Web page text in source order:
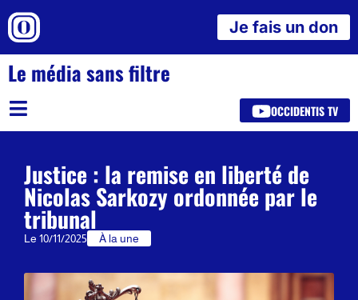
Je fais un don
Le média sans filtre
OCCIDENTIS TV
Justice : la remise en liberté de
Nicolas Sarkozy ordonnée par le
tribunal
Le 10/11/2025 À la une